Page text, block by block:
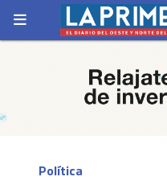
Política